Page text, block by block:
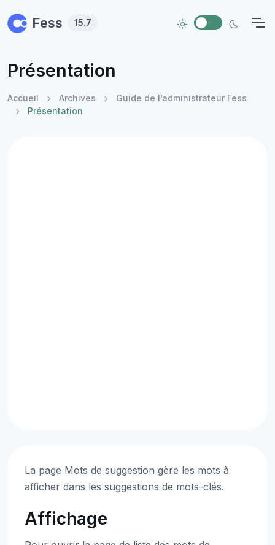
Fess 15.7
Présentation
Accueil Archives
Guide de l’administrateur Fess
Présentation
La page Mots de suggestion gère les mots à
afficher dans les suggestions de mots-clés.
Affichage